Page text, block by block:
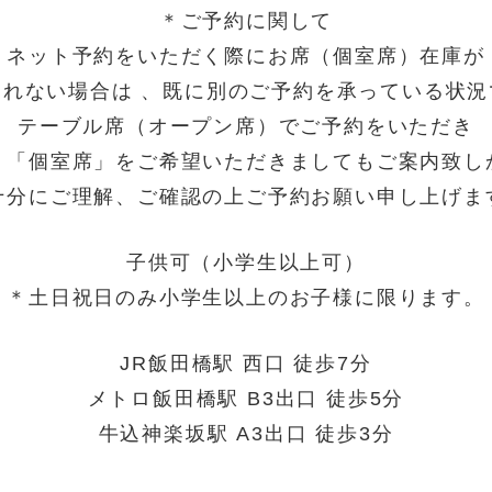
＊ご予約に関して
ネット予約をいただく際にお席（個室席）在庫が
ない場合は 、既に別のご予約を承っている状
テーブル席（オープン席）でご予約をいただき
「個室席」をご希望いただきましてもご案内致し
分にご理解、ご確認の上ご予約お願い申し上げま
子供可（小学生以上可）
＊土日祝日のみ小学生以上のお子様に限ります。
JR飯田橋駅 西口 徒歩7分
メトロ飯田橋駅 B3出口 徒歩5分
牛込神楽坂駅 A3出口 徒歩3分